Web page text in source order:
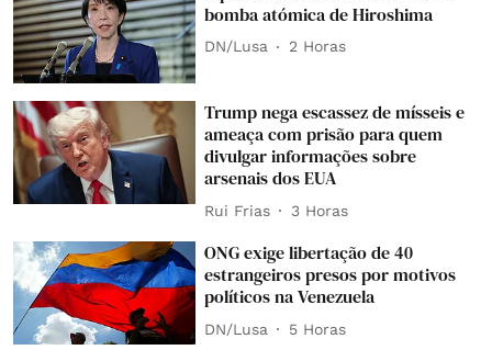
bomba atómica de Hiroshima
DN/Lusa 2 Horas
Trump nega escassez de mísseis e
ameaça com prisão para quem
divulgar informações sobre
arsenais dos EUA
Rui Frias 3 Horas
ONG exige libertação de 40
estrangeiros presos por motivos
políticos na Venezuela
DN/Lusa 5 Horas